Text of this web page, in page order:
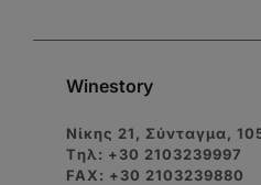
Winestory
Νίκης 21, Σύνταγμα,
Tηλ: +30 2103239997
FAX: +30 2103239880